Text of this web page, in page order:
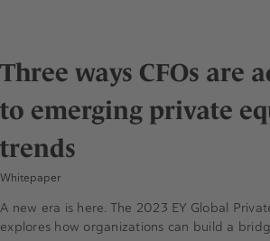
Three ways CFOs are
to emerging private
trends
Whitepaper
A new era is here. The 2023 EY Global
explores how organizations can build a